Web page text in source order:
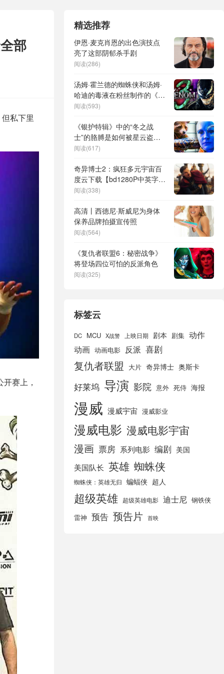
部
私下里
赛上，
精选推荐
伊恩·麦克肖恩的出色演技点
亮了这部阴郁杀手剧
阅读(286)
汤姆·霍兰德的蜘蛛侠和汤姆·
哈迪的毒液在粉丝制作的《毒
液3》预告片中发生了冲突
阅读(593)
《银护特辑》中的“冬之战
士”的胳膊是如何被星云盗走
的？这是来自星云的关怀
阅读(617)
奇异博士2：疯狂多元宇宙百
度云下载【bd1280P中英字
幕】网盘资源
阅读(338)
高清丨西德尼·斯威尼为身体
保养品牌拍摄宣传照
阅读(564)
《复仇者联盟6：秘密战争》
将登场四位可怕的反派角色
阅读(325)
标签云
DC MCU X战警 上映日期 剧本 剧集 动作
动画 动画电影 反派 喜剧
复仇者联盟 大片 奇异博士 奥斯卡
好莱坞 导演 影院 意外 死侍 海报
漫威 漫威宇宙 漫威影业
漫威电影 漫威电影宇宙
漫画 票房 系列电影 编剧 美国
美国队长 英雄 蜘蛛侠
蜘蛛侠：英雄无归 蝙蝠侠 超人
超级英雄 超级英雄电影 迪士尼 钢铁侠
雷神 预告 预告片 首映